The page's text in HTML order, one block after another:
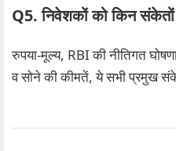
Q5. निवेशकों को किन संकेतों
रुपया‑मूल्य, RBI की नीतिगत
व सोने की कीमतें, ये सभी प्रमुख